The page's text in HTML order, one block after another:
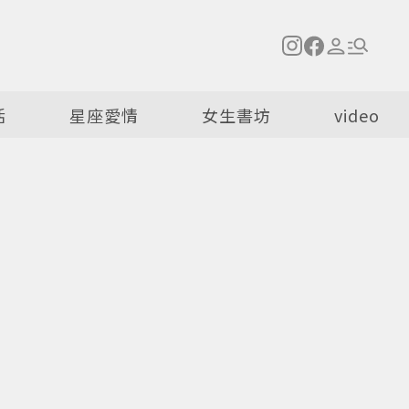
星座愛情 女生書坊 video